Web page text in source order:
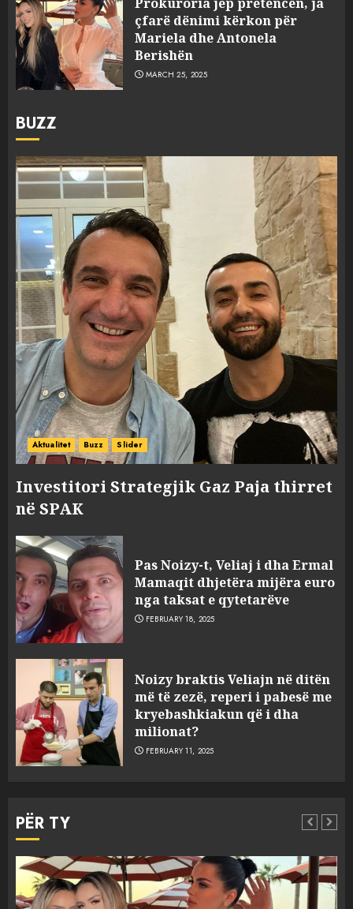
çfarë dënimi kërkon për
Mariela dhe Antonela
Berishën
MARCH 25, 2025
BUZZ
Aktualitet Buzz Slider
Investitori Strategjik Gaz Paja thirret
në SPAK
Pas Noizy-t, Veliaj i dha Ermal
Mamaqit dhjetëra mijëra euro
nga taksat e qytetarëve
FEBRUARY 18, 2025
Noizy braktis Veliajn në ditën
më të zezë, reperi i pabesë me
kryebashkiakun që i dha
milionat?
FEBRUARY 11, 2025
PËR TY
3
sulmuan “One Albania”,
ngjarja u fsheh. A u vodhën
serverat?
MARCH 25, 2025
4 MARCH 25, 2025